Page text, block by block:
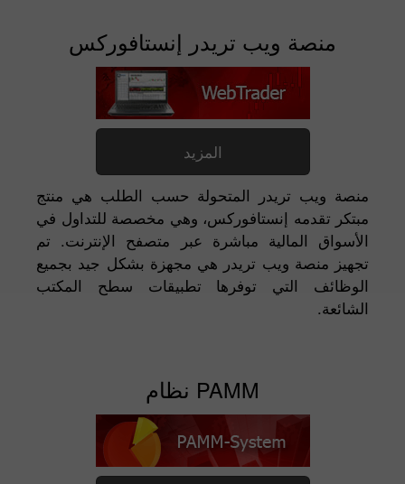
منصة ويب تريدر إنستافوركس
المزيد
منصة ويب تريدر المتحولة حسب الطلب هي منتج
مبتكر تقدمه إنستافوركس، وهي مخصصة للتداول في
الأسواق المالية مباشرة عبر متصفح الإنترنت. تم
تجهيز منصة ويب تريدر هي مجهزة بشكل جيد بجميع
الوظائف التي توفرها تطبيقات سطح المكتب
الشائعة.
PAMM نظام